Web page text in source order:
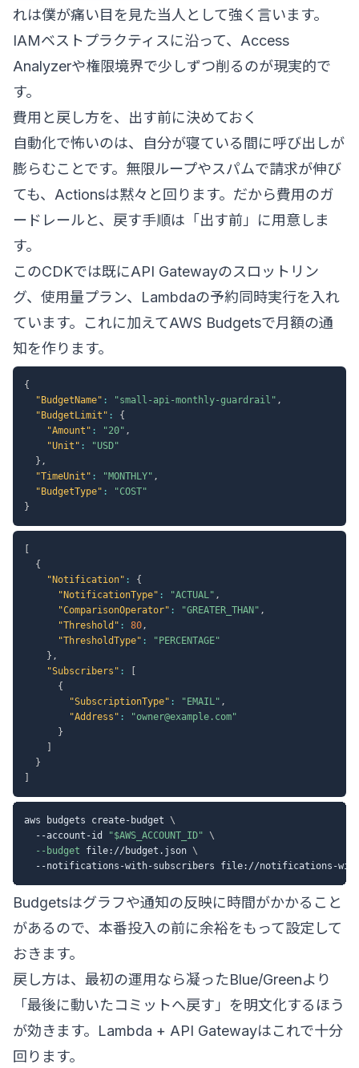
れは僕が痛い目を見た当人として強く言います。
IAMベストプラクティスに沿って、Access
Analyzerや権限境界で少しずつ削るのが現実的で
す。
費用と戻し方を、出す前に決めておく
自動化で怖いのは、自分が寝ている間に呼び出しが
膨らむことです。無限ループやスパムで請求が伸び
ても、Actionsは黙々と回ります。だから費用のガ
ードレールと、戻す手順は「出す前」に用意しま
す。
このCDKでは既にAPI Gatewayのスロットリン
グ、使用量プラン、Lambdaの予約同時実行を入れ
ています。これに加えてAWS Budgetsで月額の通
知を作ります。
{
"BudgetName" : "small-api-monthly-guardrail" ,
"BudgetLimit" :
{
"Amount" : "20" ,
"Unit" :
"USD"
} ,
"TimeUnit" : "MONTHLY" ,
"BudgetType" :
"COST"
}
{
"Notification" :
{
"NotificationType" : "ACTUAL" ,
"ComparisonOperator" : "GREATER_THAN" ,
"Threshold" : 80,
"ThresholdType" :
"PERCENTAGE"
} ,
"Subscribers" :
{
"SubscriptionType" : "EMAIL" ,
"Address" :
"owner@example.com"
}
}
aws budgets create-budget \
  --account-id
"$AWS_ACCOUNT_ID" \
--budget file://budget.json \
Budgetsはグラフや通知の反映に時間がかかること
があるので、本番投入の前に余裕をもって設定して
おきます。
戻し方は、最初の運用なら凝ったBlue/Greenより
「最後に動いたコミットへ戻す」を明文化するほう
が効きます。Lambda + API Gatewayはこれで十分
回ります。